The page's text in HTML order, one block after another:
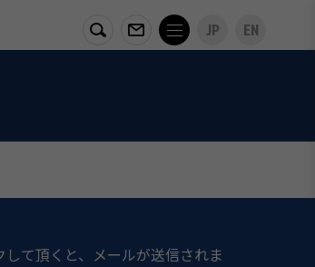
JP EN
て頂くと、メールが送信されま